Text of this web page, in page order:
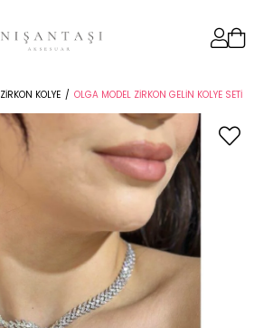
ZİRKON KOLYE OLGA MODEL ZİRKON GELİN KOLYE SETİ